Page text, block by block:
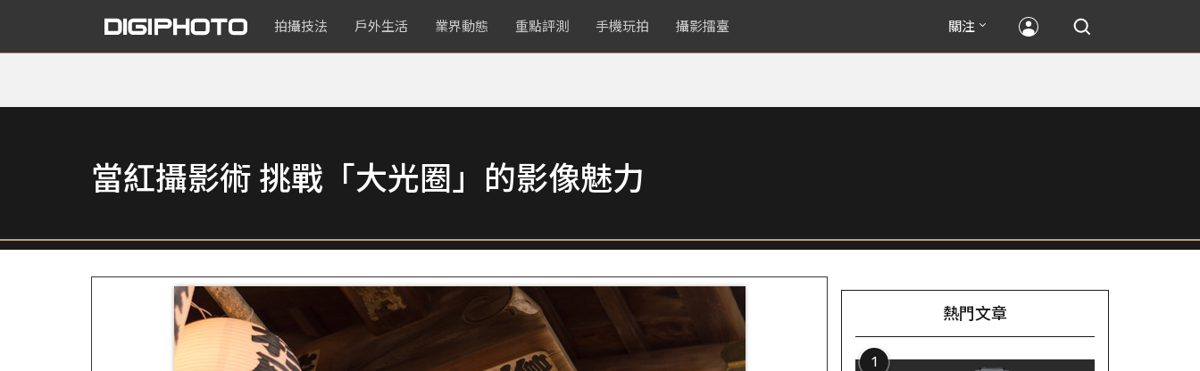
拍攝技法 戶外生活 業界動態 重點評測 手機玩拍 攝影擂臺 關注
當紅攝影術 挑戰「大光圈」的影像魅力
熱門文章
1